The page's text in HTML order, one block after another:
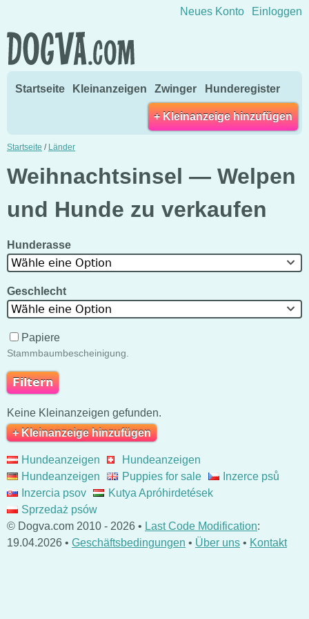
Direkt zum Inhalt wechseln
Neues Konto Einloggen
Startseite Kleinanzeigen Zwinger Hunderegister
+ Kleinanzeige hinzufügen
Startseite / Länder
Weihnachtsinsel — Welpen
und Hunde zu verkaufen
Hunderasse
Wähle eine Option
Geschlecht
Wähle eine Option
Papiere
Stammbaumbescheinigung.
Keine Kleinanzeigen gefunden.
+ Kleinanzeige hinzufügen
Hundeanzeigen
Hundeanzeigen
Hundeanzeigen
Puppies for sale
Inzerce psů
Inzercia psov
Kutya Apróhirdetések
Sprzedaż psów
© Dogva.com 2010 - 2026 • Last Code Modification:
19.04.2026 • Geschäftsbedingungen • Über uns • Kontakt